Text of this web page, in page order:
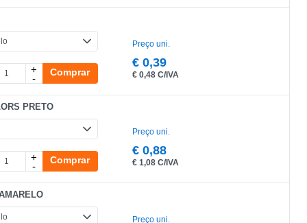
Preço uni.
€ 0,39
€ 0,48 C/IVA
+
-
Comprar
PRETO
Preço uni.
€ 0,88
€ 1,08 C/IVA
+
-
Comprar
Preço uni.